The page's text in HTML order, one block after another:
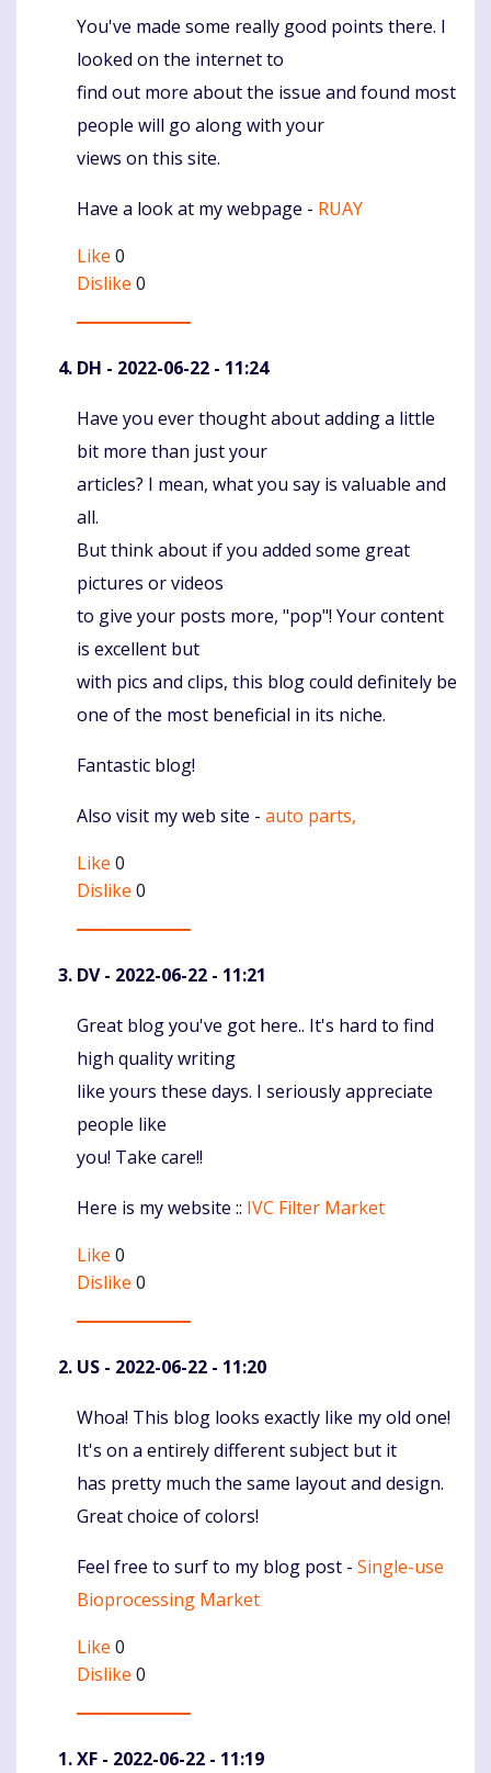
Komentaras
You've made some really good points there. I
looked on the internet to
find out more about the issue and found most
people will go along with your
views on this site.
Have a look at my webpage - RUAY
Like 0
Dislike 0
DH - 2022-06-22 - 11:24
Komentaras
Have you ever thought about adding a little
bit more than just your
articles? I mean, what you say is valuable and
all.
But think about if you added some great
pictures or videos
to give your posts more, "pop"! Your content
is excellent but
with pics and clips, this blog could definitely be
one of the most beneficial in its niche.
Fantastic blog!
Also visit my web site - auto parts,
Like 0
Dislike 0
DV- 2022-06-22 - 11:21
Komentaras
Great blog you've got here.. It's hard to find
high quality writing
like yours these days. I seriously appreciate
people like
you! Take care!!
Here is my website :: IVC Filter Market
Like 0
Dislike 0
US - 2022-06-22 - 11:20
Komentaras
Whoa! This blog looks exactly like my old one!
It's on a entirely different subject but it
has pretty much the same layout and design.
Great choice of colors!
Feel free to surf to my blog post - Single-use
Bioprocessing Market
Like 0
Dislike 0
XF - 2022-06-22 - 11:19